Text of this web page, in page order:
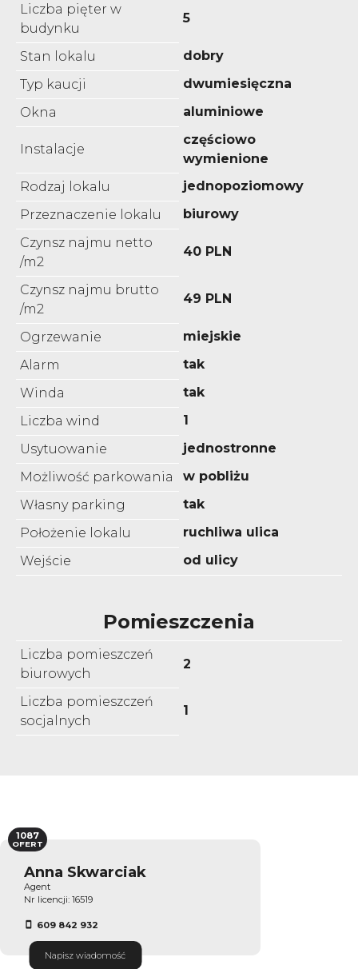
Liczba pięter w
budynku
5
Stan lokalu
dobry
Typ kaucji
dwumiesięczna
Okna
aluminiowe
Instalacje
częściowo
wymienione
Rodzaj lokalu
jednopoziomowy
Przeznaczenie lokalu
biurowy
Czynsz najmu netto
/m2
40 PLN
Czynsz najmu brutto
/m2
49 PLN
Ogrzewanie
miejskie
Alarm
tak
Winda
tak
Liczba wind
1
Usytuowanie
jednostronne
Możliwość parkowania
w pobliżu
Własny parking
tak
Położenie lokalu
ruchliwa ulica
Wejście
od ulicy
Pomieszczenia
Liczba pomieszczeń
biurowych
2
Liczba pomieszczeń
socjalnych
1
Anna Skwarciak
Agent
Nr licencji: 16519
609 842 932
Napisz wiadomość
1087
OFERT